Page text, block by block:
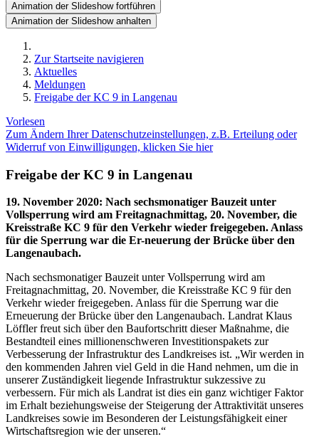
Animation der Slideshow fortführen
Animation der Slideshow anhalten
Zur Startseite navigieren
Aktuelles
Meldungen
Freigabe der KC 9 in Langenau
Vorlesen
Zum Ändern Ihrer Datenschutzeinstellungen, z.B. Erteilung oder
Widerruf von Einwilligungen, klicken Sie hier
Freigabe der KC 9 in Langenau
19. November 2020: Nach sechsmonatiger Bauzeit unter
Vollsperrung wird am Freitagnachmittag, 20. November, die
Kreisstraße KC 9 für den Verkehr wieder freigegeben. Anlass
für die Sperrung war die Er-neuerung der Brücke über den
Langenaubach.
Nach sechsmonatiger Bauzeit unter Vollsperrung wird am
Freitagnachmittag, 20. November, die Kreisstraße KC 9 für den
Verkehr wieder freigegeben. Anlass für die Sperrung war die
Erneuerung der Brücke über den Langenaubach. Landrat Klaus
Löffler freut sich über den Baufortschritt dieser Maßnahme, die
Bestandteil eines millionenschweren Investitionspakets zur
Verbesserung der Infrastruktur des Landkreises ist. „Wir werden in
den kommenden Jahren viel Geld in die Hand nehmen, um die in
unserer Zuständigkeit liegende Infrastruktur sukzessive zu
verbessern. Für mich als Landrat ist dies ein ganz wichtiger Faktor
im Erhalt beziehungsweise der Steigerung der Attraktivität unseres
Landkreises sowie im Besonderen der Leistungsfähigkeit einer
Wirtschaftsregion wie der unseren.“